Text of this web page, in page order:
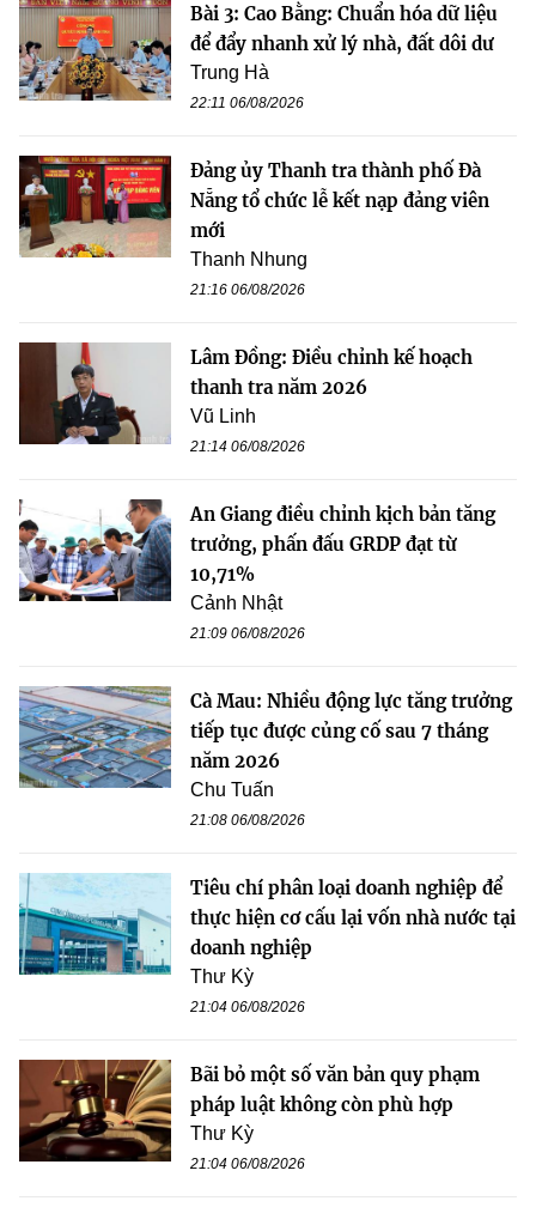
Bài 3: Cao Bằng: Chuẩn hóa dữ liệu
để đẩy nhanh xử lý nhà, đất dôi dư
Trung Hà
22:11 06/08/2026
Đảng ủy Thanh tra thành phố Đà
Nẵng tổ chức lễ kết nạp đảng viên
mới
Thanh Nhung
21:16 06/08/2026
Lâm Đồng: Điều chỉnh kế hoạch
thanh tra năm 2026
Vũ Linh
21:14 06/08/2026
An Giang điều chỉnh kịch bản tăng
trưởng, phấn đấu GRDP đạt từ
10,71%
Cảnh Nhật
21:09 06/08/2026
Cà Mau: Nhiều động lực tăng trưởng
tiếp tục được củng cố sau 7 tháng
năm 2026
Chu Tuấn
21:08 06/08/2026
Tiêu chí phân loại doanh nghiệp để
thực hiện cơ cấu lại vốn nhà nước tại
doanh nghiệp
Thư Kỳ
21:04 06/08/2026
Bãi bỏ một số văn bản quy phạm
pháp luật không còn phù hợp
Thư Kỳ
21:04 06/08/2026